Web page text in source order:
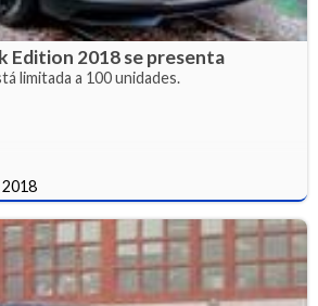
Edition 2018 se presenta
limitada a 100 unidades.